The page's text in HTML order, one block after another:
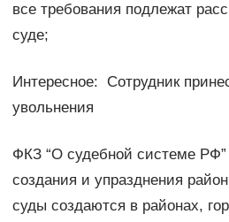
все требования подлежат
суде;
Интересное: Сотрудник
увольнения
ФКЗ “О судебной системе РФ”
создания и упразднения
суды создаются в районах,